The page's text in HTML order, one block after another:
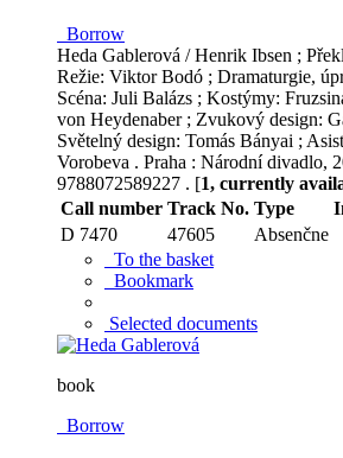
Borrow
Heda Gablerová / Henrik Ibsen ;
Režie: Viktor Bodó ; Dramaturgie,
Scéna: Juli Balázs ; Kostýmy:
von Heydenaber ; Zvukový design:
Světelný design: Tomás Bányai ;
Vorobeva . Praha : Národní divadlo,
9788072589227 . [1, currently
Call number Track No. Type
D 7470
47605
Absenčne
To the basket
Bookmark
Selected documents
book
Borrow